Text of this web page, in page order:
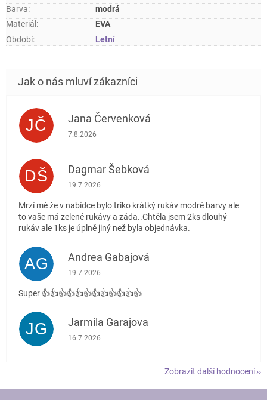
Barva:
modrá
Materiál :
EVA
Období: Letní
JČ Jana Červenková
Hodnocení obchodu je 5 z 5 hvězdiček.
7.8.2026
DŠ Dagmar Šebková
Hodnocení obchodu je 4 z 5 hvězdiček.
19.7.2026
Mrzí mě že v nabídce bylo triko krátký rukáv modré barvy ale
to vaše má zelené rukávy a záda..Chtěla jsem 2ks dlouhý
rukáv ale 1ks je úplně jiný než byla objednávka.
AG Andrea Gabajová
Hodnocení obchodu je 5 z 5 hvězdiček.
19.7.2026
Super 👍👍👍👍👍👍👍👍👍👍👍👍
JG Jarmila Garajova
Hodnocení obchodu je 5 z 5 hvězdiček.
16.7.2026
Zobrazit další hodnocení